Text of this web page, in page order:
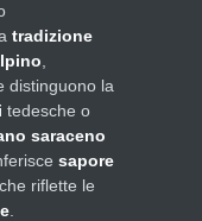
tradizione
distinguono la
tedesche o
saraceno
sapore
riflette le